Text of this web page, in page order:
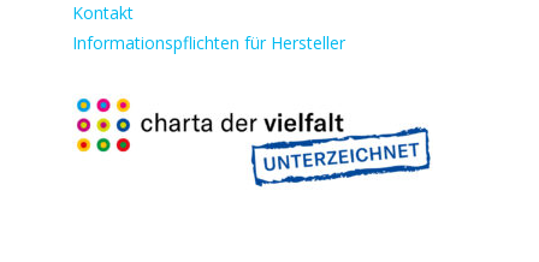
Kontakt
Informationspflichten für Hersteller